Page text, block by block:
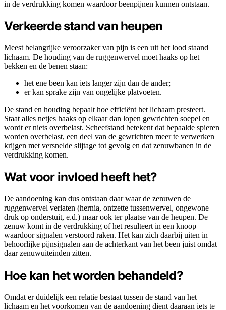
in de verdrukking komen waardoor beenpijnen kunnen ontstaan.
Verkeerde stand van heupen
Meest belangrijke veroorzaker van pijn is een uit het lood staand
lichaam. De houding van de ruggenwervel moet haaks op het
bekken en de benen staan:
het ene been kan iets langer zijn dan de ander;
er kan sprake zijn van ongelijke platvoeten.
De stand en houding bepaalt hoe efficiënt het lichaam presteert.
Staat alles netjes haaks op elkaar dan lopen gewrichten soepel en
wordt er niets overbelast. Scheefstand betekent dat bepaalde spieren
worden overbelast, een deel van de gewrichten meer te verwerken
krijgen met versnelde slijtage tot gevolg en dat zenuwbanen in de
verdrukking komen.
Wat voor invloed heeft het?
De aandoening kan dus ontstaan daar waar de zenuwen de
ruggenwervel verlaten (hernia, ontzette tussenwervel, ongewone
druk op onderstuit, e.d.) maar ook ter plaatse van de heupen. De
zenuw komt in de verdrukking of het resulteert in een knoop
waardoor signalen verstoord raken. Het kan zich daarbij uiten in
behoorlijke pijnsignalen aan de achterkant van het been juist omdat
daar zenuwuiteinden zitten.
Hoe kan het worden behandeld?
Omdat er duidelijk een relatie bestaat tussen de stand van het
lichaam en het voorkomen van de aandoening dient daaraan iets te